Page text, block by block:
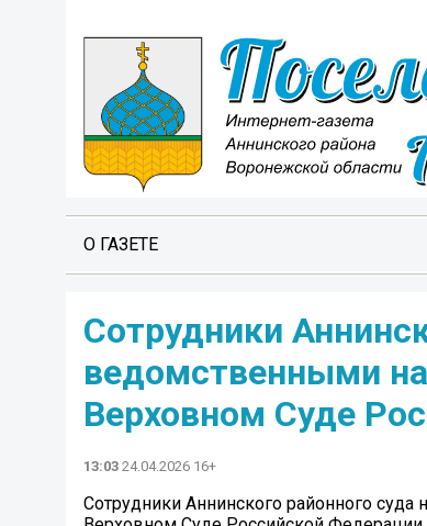
О ГАЗЕТЕ
Сотрудники
ведомственными
Верховном Суде
13:03 24.04.2026 16+
Сотрудники Аннинского районного